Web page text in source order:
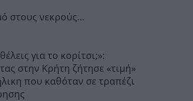
στους νεκρούς…
για το κορίτσι;»:
στην Κρήτη ζήτησε «τιμή»
που καθόταν σε τραπέζι